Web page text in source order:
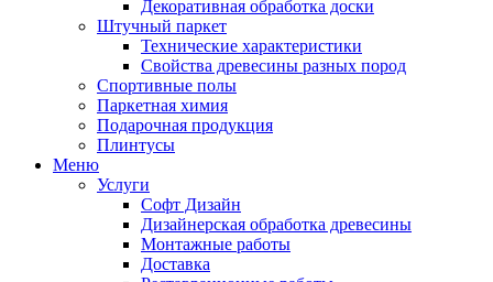
Декоративная обработка доски
Штучный паркет
Технические характеристики
Свойства древесины разных пород
Спортивные полы
Паркетная химия
Подарочная продукция
Плинтусы
Меню
Услуги
Софт Дизайн
Дизайнерская обработка древесины
Монтажные работы
Доставка